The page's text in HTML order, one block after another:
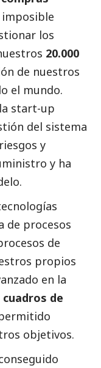
imposible
los
20.000
de nuestros
el mundo.
start-up
del sistema
y
y ha
de procesos
de
propios
en la
de
objetivos.